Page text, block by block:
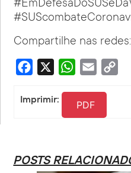
Compartilhe nas redes:
Facebook WhatsApp
Email
Imprimir: PDF
POSTS